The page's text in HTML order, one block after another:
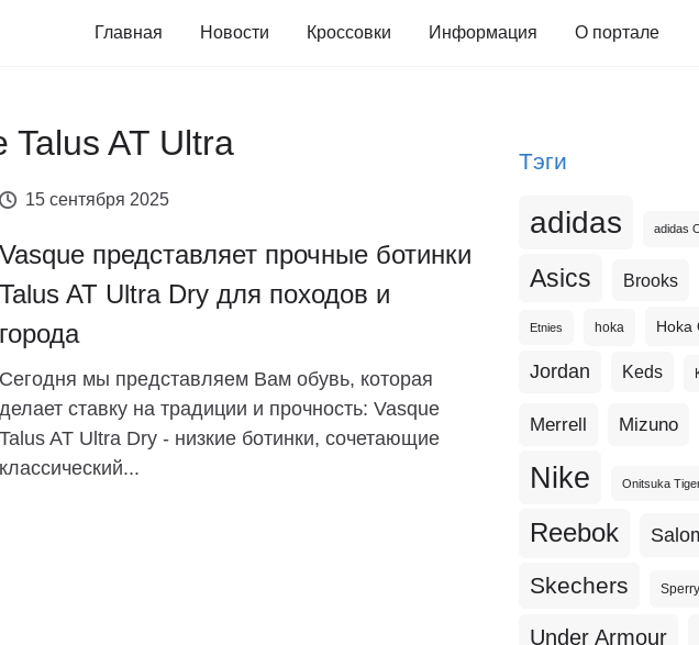
Главная Новости Кроссовки Информация О портале
Talus AT Ultra
15 сентября 2025
Vasque представляет прочные ботинки
Talus AT Ultra Dry для походов и
города
Сегодня мы представляем Вам обувь, которая
делает ставку на традиции и прочность: Vasque
Talus AT Ultra Dry - низкие ботинки, сочетающие
классический...
Тэги
adidas adidas
Asics Brooks
Etnies hoka Hoka
Jordan Keds
Merrell Mizuno
Nike Onitsuka
Reebok
Skechers Sperry
Under Armour